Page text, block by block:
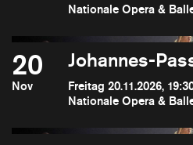
Nationale Opera &
20
Nov
Johannes-
Freitag 20.11.2026,
Nationale Opera &